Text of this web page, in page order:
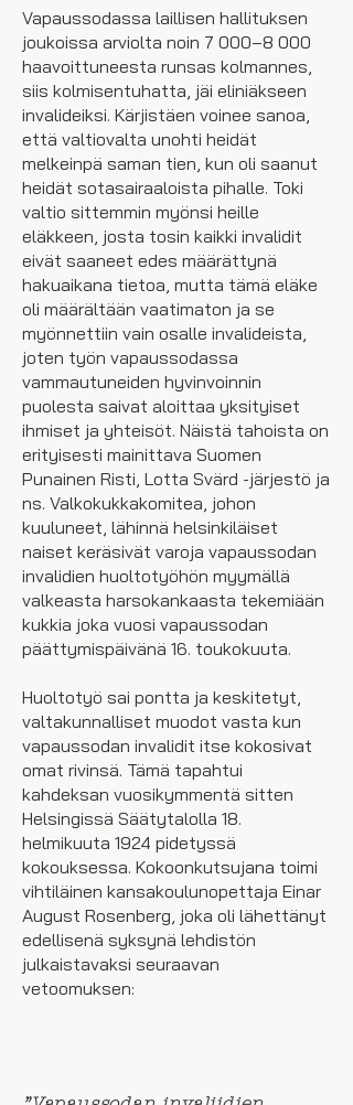
Vapaussodassa laillisen hallituksen
joukoissa arviolta noin 7 000–8 000
haavoittuneesta runsas kolmannes,
siis kolmisentuhatta, jäi eliniäkseen
invalideiksi. Kärjistäen voinee sanoa,
että valtiovalta unohti heidät
melkeinpä saman tien, kun oli saanut
heidät sotasairaaloista pihalle. Toki
valtio sittemmin myönsi heille
eläkkeen, josta tosin kaikki invalidit
eivät saaneet edes määrättynä
hakuaikana tietoa, mutta tämä eläke
oli määrältään vaatimaton ja se
myönnettiin vain osalle invalideista,
joten työn vapaussodassa
vammautuneiden hyvinvoinnin
puolesta saivat aloittaa yksityiset
ihmiset ja yhteisöt. Näistä tahoista on
erityisesti mainittava Suomen
Punainen Risti, Lotta Svärd -järjestö ja
ns. Valkokukkakomitea, johon
kuuluneet, lähinnä helsinkiläiset
naiset keräsivät varoja vapaussodan
invalidien huoltotyöhön myymällä
valkeasta harsokankaasta tekemiään
kukkia joka vuosi vapaussodan
päättymispäivänä 16. toukokuuta.
Huoltotyö sai pontta ja keskitetyt,
valtakunnalliset muodot vasta kun
vapaussodan invalidit itse kokosivat
omat rivinsä. Tämä tapahtui
kahdeksan vuosikymmentä sitten
Helsingissä Säätytalolla 18.
helmikuuta 1924 pidetyssä
kokouksessa. Kokoonkutsujana toimi
vihtiläinen kansakoulunopettaja Einar
August Rosenberg, joka oli lähettänyt
edellisenä syksynä lehdistön
julkaistavaksi seuraavan
vetoomuksen: